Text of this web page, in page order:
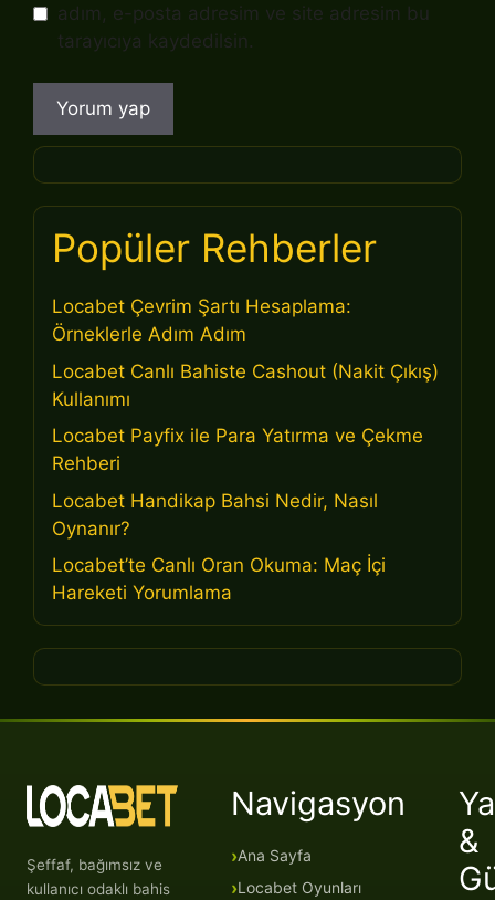
adım, e-posta adresim ve site adresim bu
tarayıcıya kaydedilsin.
Popüler Rehberler
Locabet Çevrim Şartı Hesaplama:
Örneklerle Adım Adım
Locabet Canlı Bahiste Cashout (Nakit Çıkış)
Kullanımı
Locabet Payfix ile Para Yatırma ve Çekme
Rehberi
Locabet Handikap Bahsi Nedir, Nasıl
Oynanır?
Locabet’te Canlı Oran Okuma: Maç İçi
Hareketi Yorumlama
Şeffaf, bağımsız ve
kullanıcı odaklı bahis
Navigasyon
Ana Sayfa
Locabet Oyunları
&